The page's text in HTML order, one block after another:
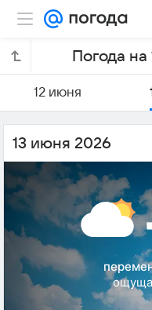
Погода на
12 июня
13 июня 2026